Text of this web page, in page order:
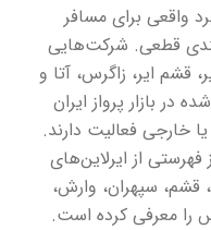
واقعی برای مسافر
قطعی. شرکت‌هایی
قشم ایر، زاگرس، آتا و
در بازار پرواز ایران
خارجی فعالیت دارند.
از ایرلاین‌های
قشم، سپهران، وارش،
را معرفی کرده است.